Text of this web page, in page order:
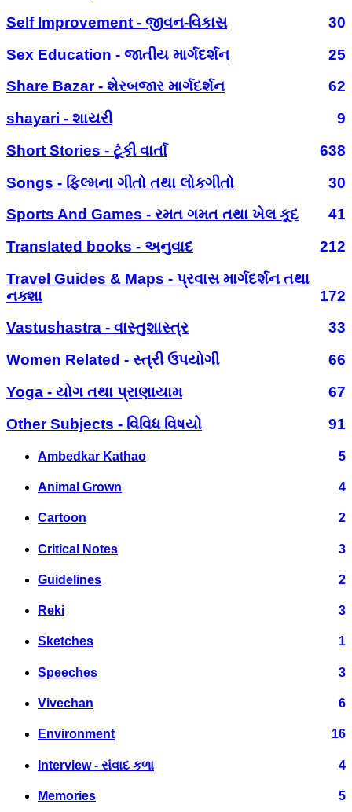
Self Improvement - જીવન-વિકાસ
30
Sex Education - જાતીય માર્ગદર્શન
25
Share Bazar - શેરબજાર માર્ગદર્શન
62
shayari - શાયરી
9
Short Stories - ટૂંકી વાર્તા
638
Songs - ફિલ્મના ગીતો તથા લોકગીતો
30
Sports And Games - રમત ગમત તથા ખેલ કૂદ
41
Translated books - અનુવાદ
212
Travel Guides & Maps - પ્રવાસ માર્ગદર્શન તથા
નક્શા
172
Vastushastra - વાસ્તુશાસ્ત્ર
33
Women Related - સ્ત્રી ઉપયોગી
66
Yoga - યોગ તથા પ્રાણાયામ
67
Other Subjects - વિવિધ વિષયો
91
Ambedkar Kathao 5
Animal Grown 4
Cartoon 2
Critical Notes 3
Guidelines 2
Reki 3
Sketches 1
Speeches 3
Vivechan 6
Environment 16
Interview - સંવાદ કળા 4
Memories 5